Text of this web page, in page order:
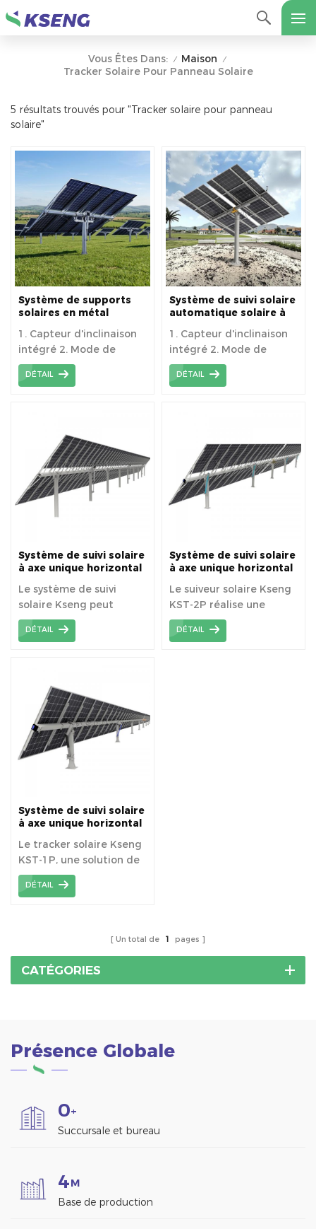
Vous Êtes Dans: / Maison /
Tracker Solaire Pour Panneau Solaire
5 résultats trouvés pour "Tracker solaire pour panneau
solaire"
Système de supports
solaires en métal
solaires d'inclinaison à
poteau unique Montage
sur panneau de système
de suivi solaire
1. Capteur d'inclinaison
intégré 2. Mode de
protection contre le vent
intelligent 3. Augmenter
auto-alimentation en
option
DÉTAIL
Système de suivi solaire
automatique solaire à
1. Capteur d'inclinaison
intégré 2. Mode de
protection contre le vent
intelligent 3.
Alimentation CA ou
auto-alimentation en
option
DÉTAIL
Système de suivi solaire
à axe unique horizontal
2PM
Le système de suivi
solaire Kseng peut
augmenter la
production d'énergie
DÉTAIL
Système de suivi solaire
à axe unique horizontal
2P
Le suiveur solaire Kseng
KST-2P réalise une
bonne combinaison avec
les modules bifaciaux,
DÉTAIL
Système de suivi solaire
à axe unique horizontal
Le tracker solaire Kseng
KST-1P, une solution de
suivi solaire économique
pour les terrains plats ou
DÉTAIL
Un total de 1 pages
CATÉGORIES
Présence Globale
0+
Succursale et bureau
4M
Base de production